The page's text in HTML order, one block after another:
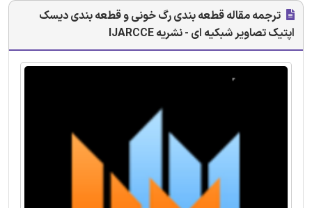
ترجمه مقاله قطعه بندی رگ خونی و قطعه بندی دیسک
اپتیک تصاویر شبکیه ای - نشریه IJARCCE